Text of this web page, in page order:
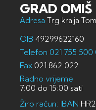
GRAD OMIŠ
Adresa Trg kralja
OIB 49299622160
Telefon 021 755 500
Fax 021 862 022
Radno vrijeme
7:00 do 15:00 sati
Žiro račun: IBAN